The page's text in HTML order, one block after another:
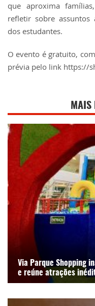
que aproxima
refletir sobre assuntos
dos estudantes.
O evento é gratuito,
prévia pelo link https://
MAIS
Via Parque Shopping
e reúne atrações